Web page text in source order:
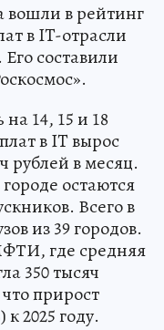
вошли в рейтинг
в IT-отрасли
составили
14, 15 и 18
в IT вырос
рублей в месяц.
остаются
Всего в
из 39 городов.
где средняя
350 тысяч
прирост
к 2025 году.